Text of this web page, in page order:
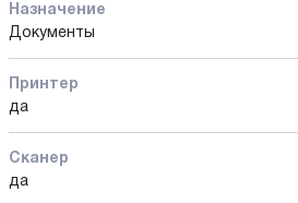
Назначение
Документы
Принтер
да
Сканер
да